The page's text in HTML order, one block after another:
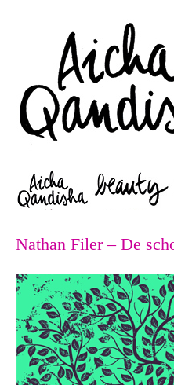
Nathan Filer – De